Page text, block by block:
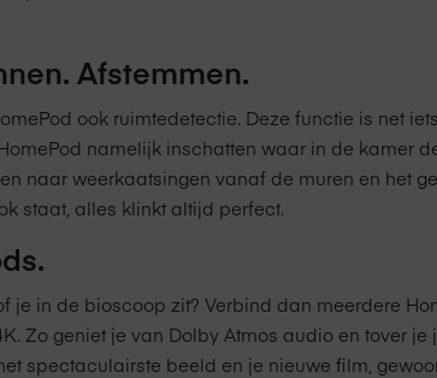
Afstemmen.
ook ruimtedetectie. Deze functie is net
namelijk inschatten waar in de kamer
naar weerkaatsingen vanaf de muren en het
staat, alles klinkt altijd perfect.
je in de bioscoop zit? Verbind dan meerdere
Zo geniet je van Dolby Atmos audio en tover
spectaculairste beeld en je nieuwe film,